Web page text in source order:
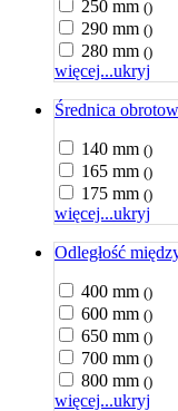
250 mm ()
290 mm ()
280 mm ()
więcej...ukryj
Średnica
140 mm ()
165 mm ()
175 mm ()
więcej...ukryj
Odległość
400 mm ()
600 mm ()
650 mm ()
700 mm ()
800 mm ()
więcej...ukryj